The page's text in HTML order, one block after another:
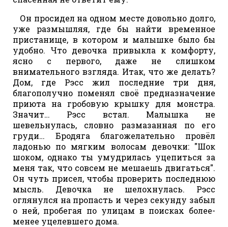
Он просидел на одном месте довольно долго,
уже размышляя, где бы найти временное
пристанище, в котором и малышке было бы
удобно. Что девочка привыкла к комфорту,
ясно с первого, даже не слишком
внимательного взгляда. Итак, что же делать?
Дом, где Рэсс жил последние три дня,
благополучно поменял своё предназначение
приюта на гробовую крышку для монстра.
Значит… Рэсс встал. Малышка не
шевельнулась, словно размазанная по его
груди… Бродяга благожелательно провёл
ладонью по мягким волосам девочки: "Шок
шоком, однако ты умудрилась уцепиться за
меня так, что совсем не мешаешь двигаться".
Он чуть присел, чтобы проверить последнюю
мысль. Девочка не шелохнулась. Рэсс
оглянулся на пропасть и через секунду забыл
о ней, пробегая по улицам в поисках более-
менее уцелевшего дома.